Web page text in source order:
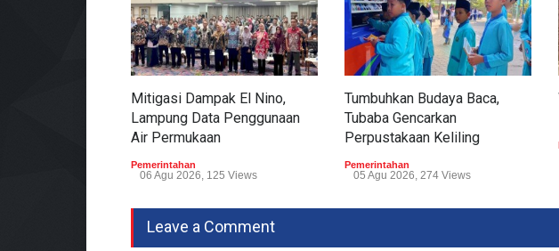
Mitigasi Dampak El Nino,
Lampung Data Penggunaan
Air Permukaan
Pemerintahan
06 Agu 2026, 125 Views
Tumbuhkan Budaya Baca,
Tubaba Gencarkan
Perpustakaan Keliling
Pemerintahan
05 Agu 2026, 274 Views
Leave a Comment